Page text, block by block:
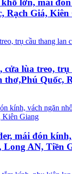
lớn, mái
Rạch Giá,
lùa treo,
Quốc,
mái đón
AN, Tiền